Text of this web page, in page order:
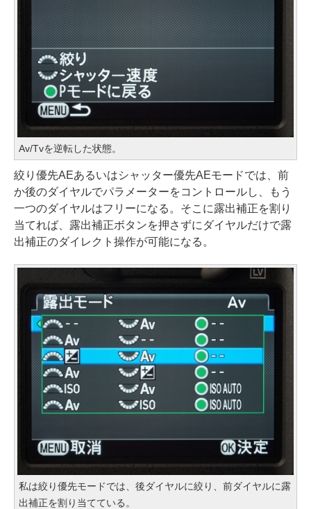
Av/Tvを逆転した状態。
絞り優先AEあるいはシャッター優先AEモードでは、前
か後のダイヤルでパラメーターをコントロールし、もう
一つのダイヤルはフリーになる。そこに露出補正を割り
当てれば、露出補正ボタンを押さずにダイヤルだけで露
出補正のダイレクト操作が可能になる。
私は絞り優先モードでは、後ダイヤルに絞り、前ダイヤルに露
出補正を割り当てている。